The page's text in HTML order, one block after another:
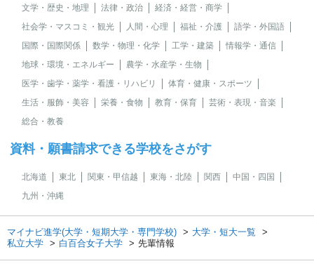
文学・歴史・地理 法律・政治
経済・経営・商学
社会学・マスコミ・観光
人間・心理 福祉・介護
語学・外国語
国際・国際関係
数学・物理・化学 工学・建築
情報学・通信
地球・環境・エネルギー
農学・水産学・生物
医学・歯学・薬学・看護・リハビリ
体育・健康・スポーツ
生活・服飾・美容
栄養・食物 教育・保育
芸術・表現・音楽
総合・教養
資料・願書請求できる学校をさがす
北海道 東北 関東・甲信越 東海・北陸 関西
中国・四国
九州・沖縄
マイナビ進学(大学・短期大学・専門学校)
大学・短大一覧
私立大学
白百合女子大学 先輩情報